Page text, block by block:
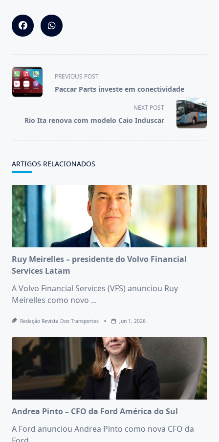
<span
class="nav-
subtitle
reader-
PREVIOUS POST
Paccar Parts investe em conectividade
NEXT POST
Rio Ita renova com modelo Caio Induscar
ARTIGOS RELACIONADOS
Ruy Meirelles – presidente do Volvo Financial
Services Latam
A Volvo Financial Services (VFS) anunciou Ruy
Meirelles como novo ...
Redação Revista Dos Transportes Jun 1, 2026
Andrea Pinto – CFO da Ford América do Sul
A Ford anunciou Andrea Pinto como nova CFO da